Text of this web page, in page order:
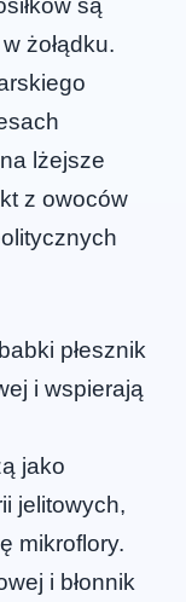
są
żołądku.
lżejsze
z owoców
płesznik
i wspierają
jako
jelitowych,
mikroflory.
i błonnik